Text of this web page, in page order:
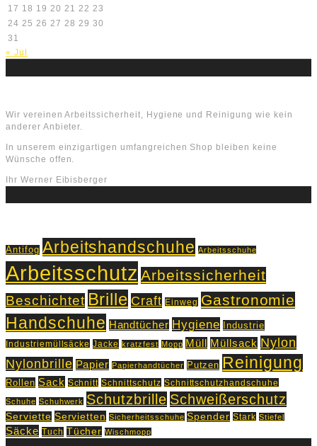
17 18 19 20 21 22 23
24 25 26 27 28 29 30
31
« Jul
Wir vereinen Arbeitssicherheit, Hygiene und Reinigung wie kein
anderer Anbieter.
In unserem einzigartigen umfangreichen Shop bleiben keine
Wünsche offen.
Ihr Werner Eibisberger
Antifog Arbeitshandschuhe Arbeitsschuhe
Arbeitsschutz Arbeitssicherheit
Beschichtet Brille Craft Einweg Gastronomie
Handschuhe Handtücher Hygiene Industrie
Industriemüllsäcke Jacke kratzfest Mopp Müll Müllsack Nylon
Nylonbrille Papier Papierhandtücher Putzen Reinigung
Rollen Sack Schnitt Schnittschutz Schnittschutzhandschuhe
Schuhe Schuhwerk Schutzbrille Schweißerschutz
Serviette Servietten Sicherheitsschuhe Spender Stark Stiefel
Säcke Tuch Tücher Wischmopp